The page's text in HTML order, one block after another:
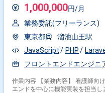
1,000,000円/月
業務委託(フリーランス)
東京都
溜池山王駅
JavaScript
PHP
フロントエンドエンジニ
作業内容 【業務内容】 看護師向け転職サイトの開発において、フロント
エンドを中心に機能実装を担当